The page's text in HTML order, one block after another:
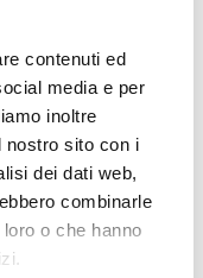
contenuti ed
media e per
inoltre
nostro sito con i
dei dati web,
combinarle
o che hanno